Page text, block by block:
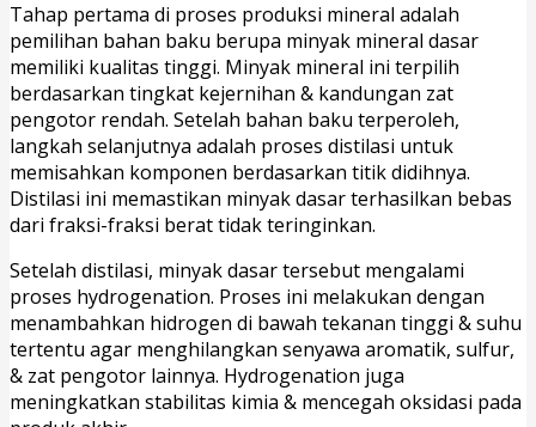
Tahap pertama di proses produksi mineral adalah
pemilihan bahan baku berupa minyak mineral dasar
memiliki kualitas tinggi. Minyak mineral ini terpilih
berdasarkan tingkat kejernihan & kandungan zat
pengotor rendah. Setelah bahan baku terperoleh,
langkah selanjutnya adalah proses distilasi untuk
memisahkan komponen berdasarkan titik didihnya.
Distilasi ini memastikan minyak dasar terhasilkan bebas
dari fraksi-fraksi berat tidak teringinkan.
Setelah distilasi, minyak dasar tersebut mengalami
proses hydrogenation. Proses ini melakukan dengan
menambahkan hidrogen di bawah tekanan tinggi & suhu
tertentu agar menghilangkan senyawa aromatik, sulfur,
& zat pengotor lainnya. Hydrogenation juga
meningkatkan stabilitas kimia & mencegah oksidasi pada